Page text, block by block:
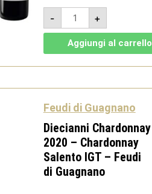
-
Terramare
Negroamaro
2021
Salento
IGT
Rosso
Guagnano
quantità
+
Aggiungi al carrello
Feudi di Guagnano
Diecianni Chardonnay
2020 – Chardonnay
Salento IGT – Feudi
di Guagnano